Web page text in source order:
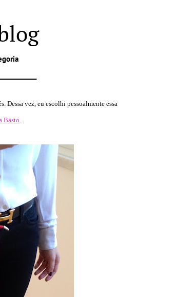
Dessa vez, eu escolhi pessoalmente essa
Basto.